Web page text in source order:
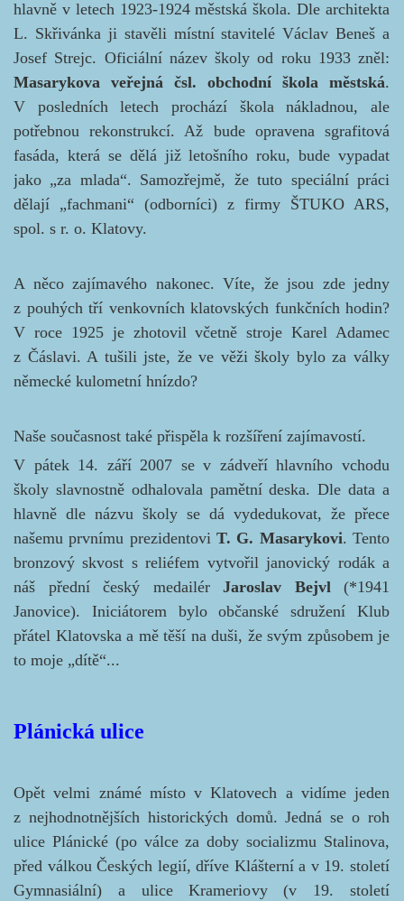
hlavně v letech 1923-1924 městská škola. Dle architekta
L. Skřivánka ji stavěli místní stavitelé Václav Beneš a
Josef Strejc. Oficiální název školy od roku 1933 zněl:
Masarykova veřejná čsl. obchodní škola městská.
V posledních letech prochází škola nákladnou, ale
potřebnou rekonstrukcí. Až bude opravena sgrafitová
fasáda, která se dělá již letošního roku, bude vypadat
jako „za mlada“. Samozřejmě, že tuto speciální práci
dělají „fachmani“ (odborníci) z firmy ŠTUKO ARS,
spol. s r. o. Klatovy.
A něco zajímavého nakonec. Víte, že jsou zde jedny
z pouhých tří venkovních klatovských funkčních hodin?
V roce 1925 je zhotovil včetně stroje Karel Adamec
z Čáslavi. A tušili jste, že ve věži školy bylo za války
německé kulometní hnízdo?
Naše současnost také přispěla k rozšíření zajímavostí.
V pátek 14. září 2007 se v zádveří hlavního vchodu
školy slavnostně odhalovala pamětní deska. Dle data a
hlavně dle názvu školy se dá vydedukovat, že přece
našemu prvnímu prezidentovi T. G. Masarykovi. Tento
bronzový skvost s reliéfem vytvořil janovický rodák a
náš přední český medailér Jaroslav Bejvl(*1941
Janovice). Iniciátorem bylo občanské sdružení Klub
přátel Klatovska a mě těší na duši, že svým způsobem je
to moje „dítě“...
Plánická ulice
Opět velmi známé místo v Klatovech a vidíme jeden
z nejhodnotnějších historických domů. Jedná se o roh
ulice Plánické (po válce za doby socializmu Stalinova,
před válkou Českých legií, dříve Klášterní a v 19. století
Gymnasiální) a ulice Krameriovy (v 19. století